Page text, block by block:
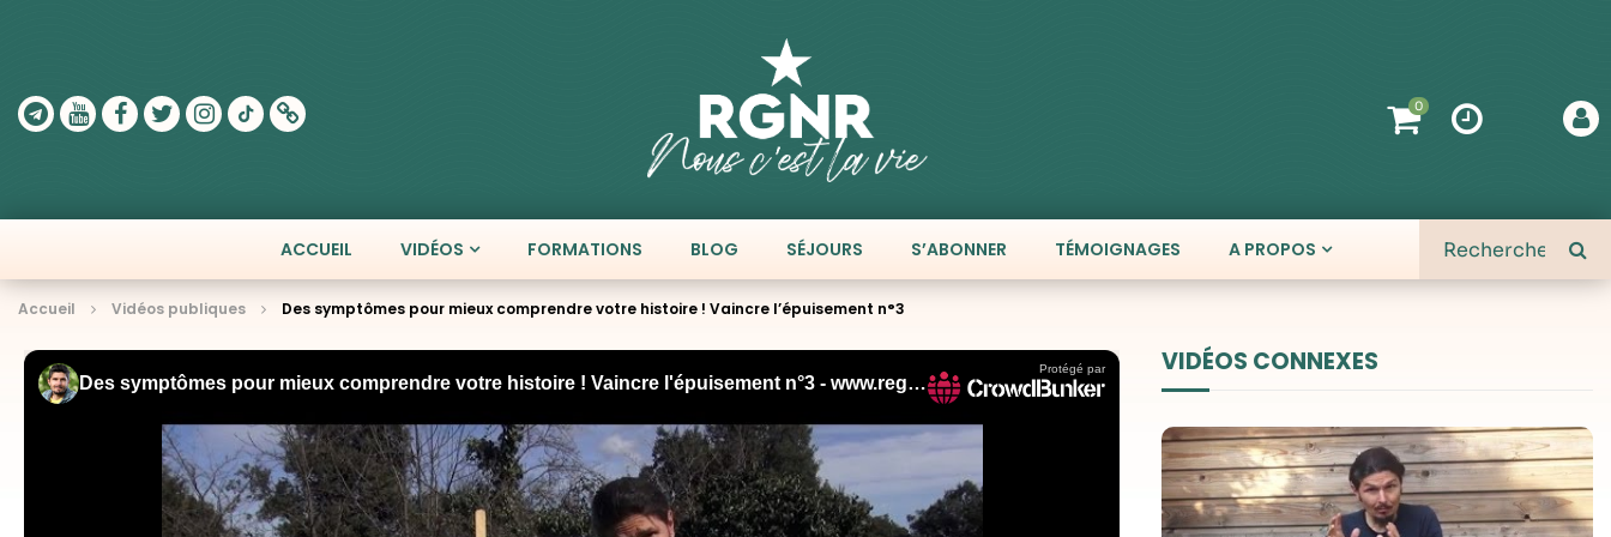
0
ACCUEIL VIDÉOS FORMATIONS BLOG SÉJOURS S’ABONNER TÉMOIGNAGES A PROPOS
Accueil Vidéos publiques Des symptômes pour mieux comprendre votre histoire ! Vaincre l’épuisement n°3
VIDÉOS CONNEXES